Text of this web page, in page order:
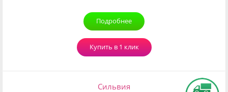
Подробнее
Купить в 1 клик
Сильвия